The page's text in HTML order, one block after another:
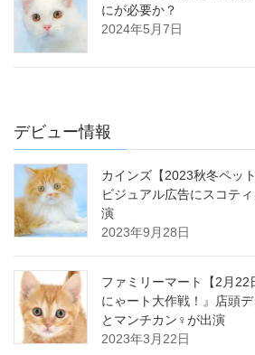
にが必要か？
2024年5月7日
デビュー情報
カインズ【2023秋冬ペッ
ビジュアル広告にスコテ
演
2023年9月28日
ファミリーマート【2月22
にゃート大作戦！』店頭
とマンチカン♀が出演
2023年3月22日